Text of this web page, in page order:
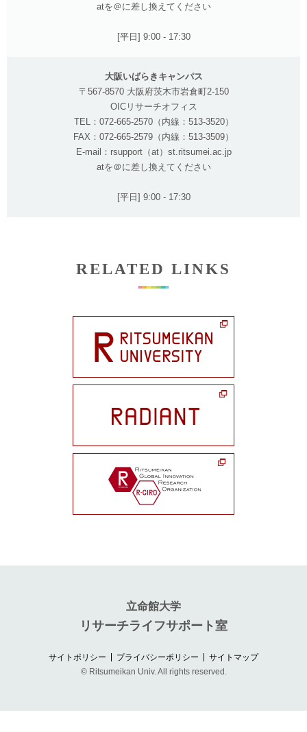
atを＠に差し換えてください
[平日] 9:00 - 17:30
大阪いばらきキャンパス
〒567-8570 大阪府茨木市岩倉町2-150
OICリサーチオフィス
TEL：072-665-2570（内線：513-3520）
FAX：072-665-2579（内線：513-3509）
E-mail：rsupport（at）st.ritsumei.ac.jp
atを＠に差し換えてください
[平日] 9:00 - 17:30
RELATED LINKS
立命館大学
リサーチライフサポート室
サイトポリシー プライバシーポリシー
サイトマップ
© Ritsumeikan Univ. All rights reserved.